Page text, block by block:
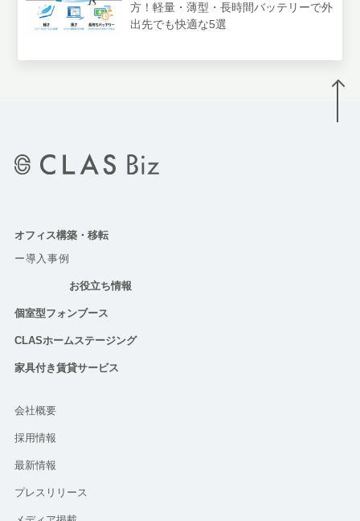
方！軽量・薄型・長時間バッテリーで外
出先でも快適な5選
オフィス構築・移転
ー導入事例
お役立ち情報
個室型フォンブース
CLASホームステージング
家具付き賃貸サービス
会社概要
採用情報
最新情報
プレスリリース